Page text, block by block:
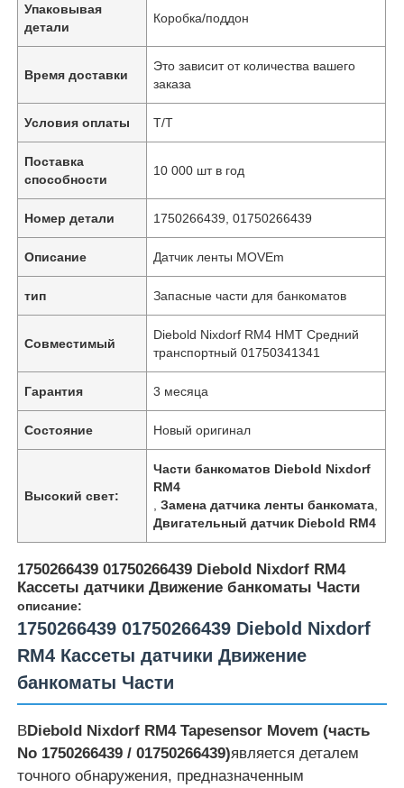
Упаковывая
детали
Коробка/поддон
Время доставки
Это зависит от количества вашего
заказа
Условия оплаты Т/Т
Поставка
способности
10 000 шт в год
Номер детали 1750266439, 01750266439
Описание Датчик ленты MOVEm
тип Запасные части для банкоматов
Совместимый
Diebold Nixdorf RM4 HMT Средний
транспортный 01750341341
Гарантия 3 месяца
Состояние Новый оригинал
Высокий свет:
Части банкоматов Diebold Nixdorf
RM4
,Замена датчика ленты банкомата
Двигательный датчик Diebold RM4
1750266439 01750266439 Diebold Nixdorf RM4
Кассеты датчики Движение банкоматы Части
описание:
1750266439 01750266439 Diebold Nixdorf
RM4 Кассеты датчики Движение
банкоматы Части
ВDiebold Nixdorf RM4 Tapesensor Movem (часть
No 1750266439 / 01750266439)является деталем
точного обнаружения, предназначенным